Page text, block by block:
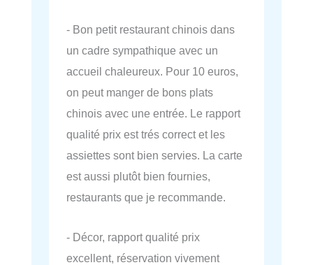
- Bon petit restaurant chinois dans
un cadre sympathique avec un
accueil chaleureux. Pour 10 euros,
on peut manger de bons plats
chinois avec une entrée. Le rapport
qualité prix est trés correct et les
assiettes sont bien servies. La carte
est aussi plutôt bien fournies,
restaurants que je recommande.
- Décor, rapport qualité prix
excellent, réservation vivement